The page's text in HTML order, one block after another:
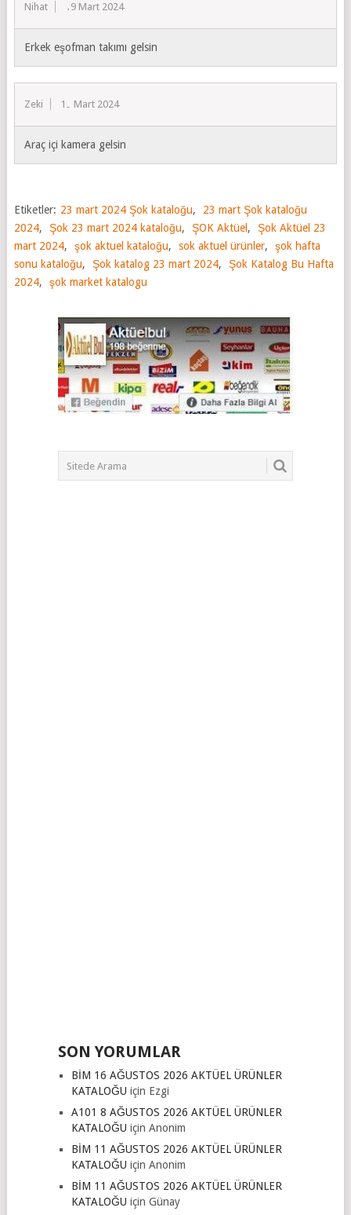
Nihat 19 Mart 2024
Erkek eşofman takımı gelsin
Zeki 19 Mart 2024
Araç içi kamera gelsin
Etiketler: 23 mart 2024 Şok kataloğu,
23 mart Şok kataloğu
2024, Şok 23 mart 2024 kataloğu, ŞOK Aktüel ,
Şok Aktüel 23
mart 2024, şok aktuel kataloğu, sok aktuel ürünler,
şok hafta
sonu kataloğu, Şok katalog 23 mart 2024,
Şok Katalog Bu Hafta
2024, şok market katalogu
SON YORUMLAR
BİM 16 AĞUSTOS 2026 AKTÜEL ÜRÜNLER
KATALOĞU için Ezgi
A101 8 AĞUSTOS 2026 AKTÜEL ÜRÜNLER
KATALOĞU için Anonim
BİM 11 AĞUSTOS 2026 AKTÜEL ÜRÜNLER
KATALOĞU için Anonim
BİM 11 AĞUSTOS 2026 AKTÜEL ÜRÜNLER
KATALOĞU için Günay